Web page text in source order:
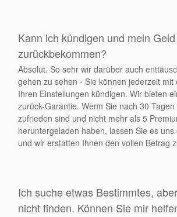
Kann ich kündigen und mein Geld
zurückbekommen?
Absolut. So sehr wir darüber auch
gehen zu sehen - Sie können jederzeit mit
Ihren Einstellungen kündigen. Wir bieten
zurück-Garantie. Wenn Sie nach 30
zufrieden sind und nicht mehr als 5
heruntergeladen haben, lassen Sie es uns
und wir erstatten Ihnen den vollen Betrag
Ich suche etwas Bestimmtes,
nicht finden. Können Sie mir